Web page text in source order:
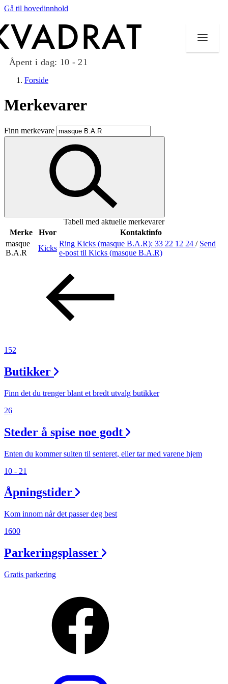
Gå til hovedinnhold
Åpent i dag: 10 - 21
Butikker
Mat og drikke
Taket på Kvadrat
Aktiviteter
Inspirasjon
Åpningstider
Ledige stillinger
Magasin
Forside
Merkevarer
Finn merkevare
Tabell med aktuelle merkevarer
Merke
Hvor
Kontaktinfo
masque
B.A.R
Kicks
Ring Kicks (masque B.A.R): 33 22 12 24 / Send
e-post til Kicks (masque B.A.R)
152
Butikker
Finn det du trenger blant et bredt utvalg butikker
26
Steder å spise noe godt
Enten du kommer sulten til senteret, eller tar med varene hjem
10 - 21
Åpningstider
Kom innom når det passer deg best
1600
Parkeringsplasser
Gratis parkering